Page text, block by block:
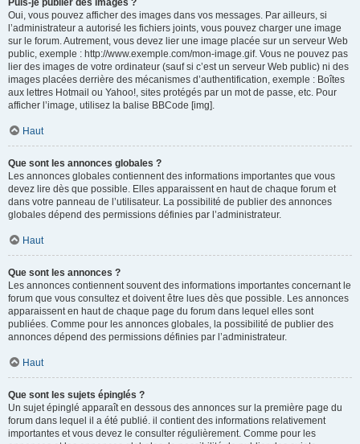
Puis-je publier des images ?
Oui, vous pouvez afficher des images dans vos messages. Par ailleurs, si
l’administrateur a autorisé les fichiers joints, vous pouvez charger une image
sur le forum. Autrement, vous devez lier une image placée sur un serveur Web
public, exemple : http://www.exemple.com/mon-image.gif. Vous ne pouvez pas
lier des images de votre ordinateur (sauf si c’est un serveur Web public) ni des
images placées derrière des mécanismes d’authentification, exemple : Boîtes
aux lettres Hotmail ou Yahoo!, sites protégés par un mot de passe, etc. Pour
afficher l’image, utilisez la balise BBCode [img].
Haut
Que sont les annonces globales ?
Les annonces globales contiennent des informations importantes que vous
devez lire dès que possible. Elles apparaissent en haut de chaque forum et
dans votre panneau de l’utilisateur. La possibilité de publier des annonces
globales dépend des permissions définies par l’administrateur.
Haut
Que sont les annonces ?
Les annonces contiennent souvent des informations importantes concernant le
forum que vous consultez et doivent être lues dès que possible. Les annonces
apparaissent en haut de chaque page du forum dans lequel elles sont
publiées. Comme pour les annonces globales, la possibilité de publier des
annonces dépend des permissions définies par l’administrateur.
Haut
Que sont les sujets épinglés ?
Un sujet épinglé apparaît en dessous des annonces sur la première page du
forum dans lequel il a été publié. il contient des informations relativement
importantes et vous devez le consulter régulièrement. Comme pour les